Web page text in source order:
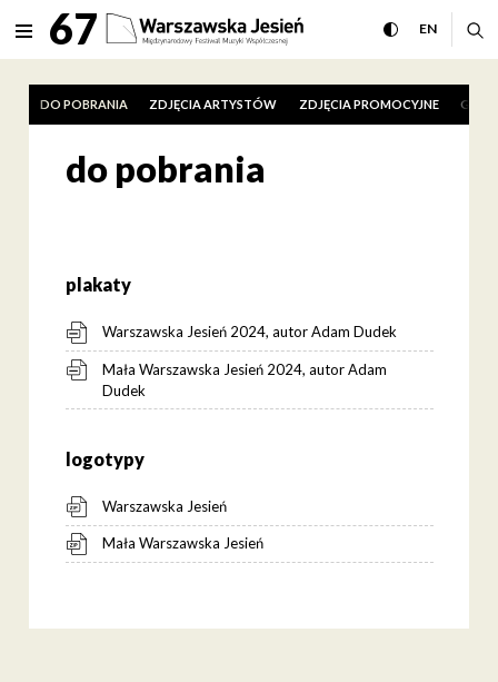
do pobrania
rozwiń menu
MENU67 przełącz
ENCHANGE
DO POBRANIA ZDJĘCIA ARTYSTÓW ZDJĘCIA PROMOCYJNE
do pobrania
plakaty
Warszawska Jesień 2024, autor Adam Dudek
Mała Warszawska Jesień 2024, autor Adam
Dudek
logotypy
Warszawska Jesień
Mała Warszawska Jesień